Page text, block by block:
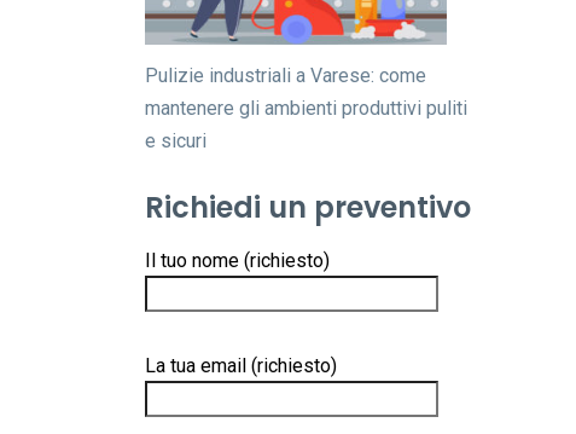
Pulizie industriali a Varese: come
mantenere gli ambienti produttivi puliti
e sicuri
Richiedi un preventivo
Il tuo nome (richiesto)
La tua email (richiesto)